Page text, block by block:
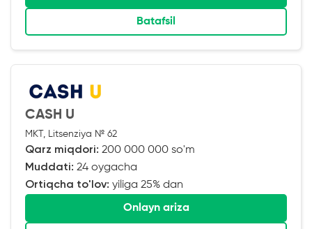
Batafsil
CASH U
MKT, Litsenziya № 62
Qarz miqdori: 200 000 000 so'm
Muddati: 24 oygacha
Ortiqcha to'lov: yiliga 25% dan
Onlayn ariza